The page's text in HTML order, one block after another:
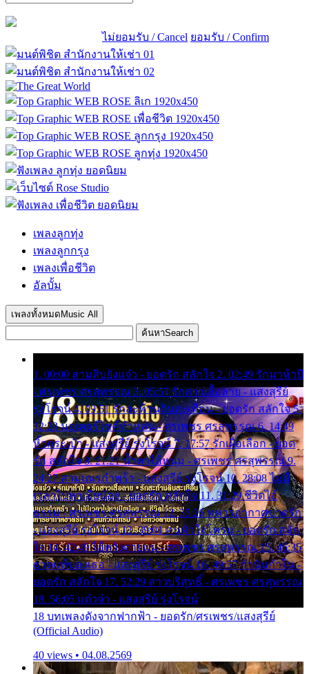
ไม่ยอมรับ / Cancel ยอมรับ / Confirm
เพลงลูกทุ่ง
เพลงลูกกรุง
เพลงเพื่อชีวิต
อัลบั้ม
เพลงทั้งหมด Music All
ค้นหาSearch
1. 00:00 สามสิบยังแจ๋ว - ยอดรัก สลักใจ 2. 02:49 รักมาห้าปี
- ศรเพชร ศรสุพรรณ 3. 05:57 รักสาวเสื้อลาย - แสงสุรีย์
รุ่งโรจน์ 4. 09:51 รักสะท้านดินสะเทือน - ยอดรัก สลักใจ 5.
12:23 มอเตอร์ไซค์ทำหล่น - ศรเพชร ศรสุพรรณ 6. 14:49
หิ้วกระเป๋า - แสงสุรีย์ รุ่งโรจน์ 7. 17:57 รักเผื่อเลือก - ยอด
รัก สลักใจ 8. 21:21 น้ำตาไอ้หนุ่ม - ศรเพชร ศรสุพรรณ 9.
24:27 สามเณรกำพร้า - แสงสุรีย์ รุ่งโรจน์ 10. 28:08 ไม่มี
เวลาไปหาเมียน้อย - ยอดรัก สลักใจ 11. 31:29 ชีวิตไอ้
ธรรม - ศรเพชร ศรสุพรรณ 12. 35:26 ทหารอากาศขาดรัก
- แสงสุรีย์ รุ่งโรจน์ 13. 39:01 คนหัวใจโทรม - ยอดรัก สลัก
ใจ 14. 42:49 ไอ้หวังตายแน่ - ศรเพชร ศรสุพรรณ 15. 46:35
ธาตุแท้ของเธอ - แสงสุรีย์ รุ่งโรจน์ 16. 49:57 กำนันกำใน -
ยอดรัก สลักใจ 17. 52:29 สาวบริสุทธิ์ - ศรเพชร ศรสุพรรณ
18. 56:05 แต๋วจ๋า - แสงสุรีย์ รุ่งโรจน์
18 บทเพลงดังจากฟากฟ้า - ยอดรัก/ศรเพชร/แสงสุรีย์
(Official Audio)
40 views • 04.08.2569